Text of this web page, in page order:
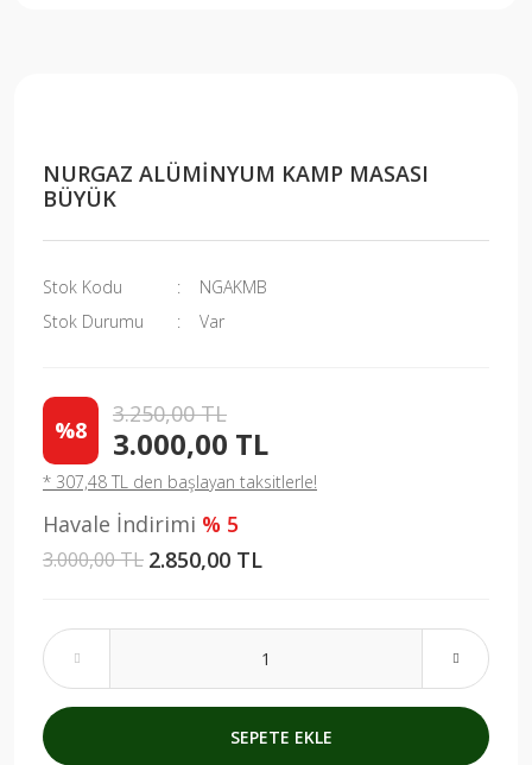
NURGAZ ALÜMİNYUM KAMP MASASI
BÜYÜK
Stok Kodu
NGAKMB
Stok Durumu
Var
%8
3.250,00 TL
3.000,00 TL
* 307,48 TL den başlayan taksitlerle!
Havale İndirimi % 5
3.000,00 TL 2.850,00 TL
SEPETE EKLE